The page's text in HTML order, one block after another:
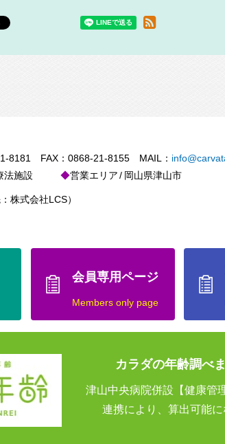
8181 FAX：0868-21-8155 MAIL：
法施設 営業エリア 岡山県津山市
株式会社LCS）
会員専用ページ
Members only page
カラダの年齢調べ
津山中央病院併設【健康管
連携により、算出可能に